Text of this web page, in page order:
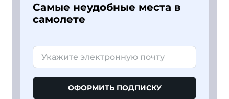
Самые неудобные места в
самолете
ОФОРМИТЬ ПОДПИСКУ